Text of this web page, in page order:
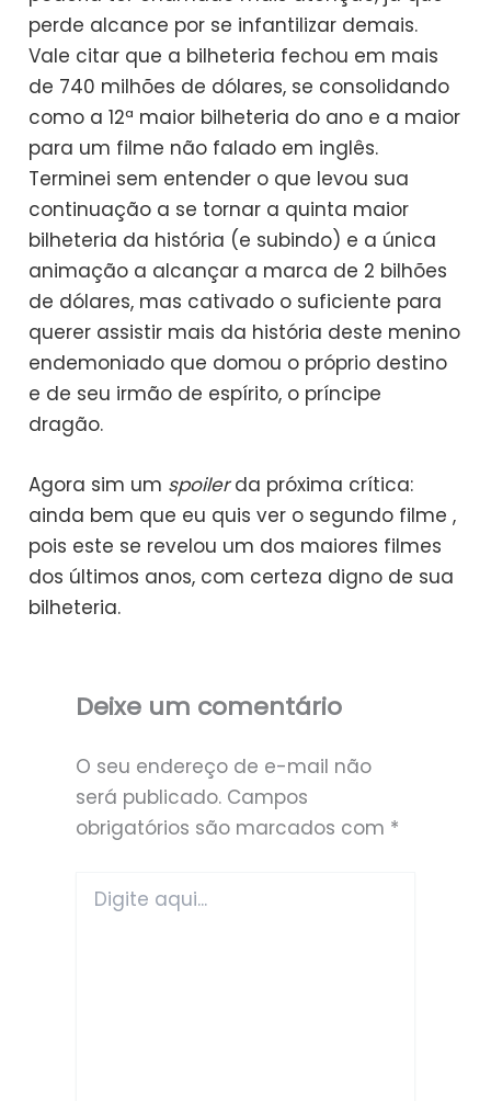
perde alcance por se infantilizar demais.
Vale citar que a bilheteria fechou em mais
de 740 milhões de dólares, se consolidando
como a 12ª maior bilheteria do ano e a maior
para um filme não falado em inglês.
Terminei sem entender o que levou sua
continuação a se tornar a quinta maior
bilheteria da história (e subindo) e a única
animação a alcançar a marca de 2 bilhões
de dólares, mas cativado o suficiente para
querer assistir mais da história deste menino
endemoniado que domou o próprio destino
e de seu irmão de espírito, o príncipe
dragão.
Agora sim um spoilerda próxima crítica:
ainda bem que eu quis ver o segundo filme ,
pois este se revelou um dos maiores filmes
dos últimos anos, com certeza digno de sua
bilheteria.
Deixe um comentário
O seu endereço de e-mail não
será publicado. Campos
obrigatórios são marcados com *
aqui...